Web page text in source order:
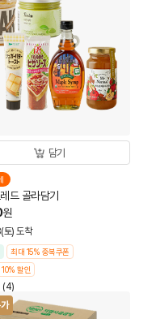
담기
드 골라담기
원
) 도착
최대 15% 중복쿠폰
할인
(4)